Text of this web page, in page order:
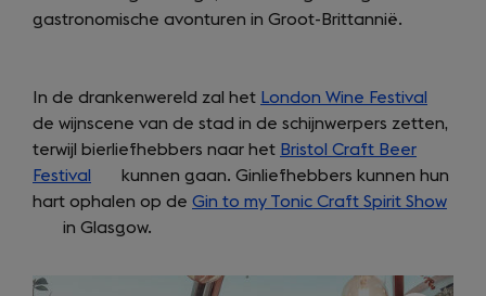
a
gastronomische avonturen in Groot-Brittannië.
In de drankenwereld zal het London Wine Festival
in
new
tab)
de wijnscene van de stad in de schijnwerpers zetten,
terwijl bierliefhebbers naar het Bristol Craft Beer
Festival
(opens
in
a
kunnen gaan. Ginliefhebbers kunnen hun
hart ophalen op de Gin to my Tonic Craft Spirit Show
new
in Glasgow.